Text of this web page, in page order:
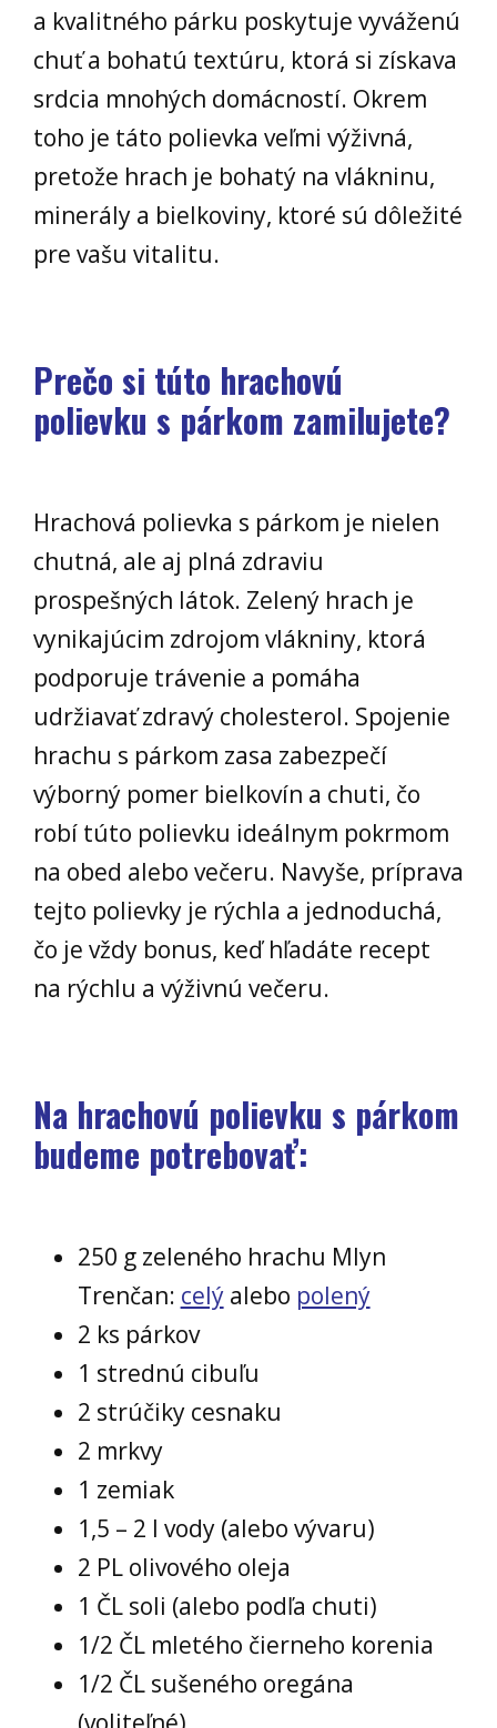
a kvalitného párku poskytuje vyváženú
chuť a bohatú textúru, ktorá si získava
srdcia mnohých domácností. Okrem
toho je táto polievka veľmi výživná,
pretože hrach je bohatý na vlákninu,
minerály a bielkoviny, ktoré sú dôležité
pre vašu vitalitu.
Prečo si túto hrachovú
polievku s párkom zamilujete?
Hrachová polievka s párkom je nielen
chutná, ale aj plná zdraviu
prospešných látok. Zelený hrach je
vynikajúcim zdrojom vlákniny, ktorá
podporuje trávenie a pomáha
udržiavať zdravý cholesterol. Spojenie
hrachu s párkom zasa zabezpečí
výborný pomer bielkovín a chuti, čo
robí túto polievku ideálnym pokrmom
na obed alebo večeru. Navyše, príprava
tejto polievky je rýchla a jednoduchá,
čo je vždy bonus, keď hľadáte recept
na rýchlu a výživnú večeru.
Na hrachovú polievku s párkom
budeme potrebovať:
250 g zeleného hrachu Mlyn
Trenčan: celýalebo polený
2 ks párkov
1 strednú cibuľu
2 strúčiky cesnaku
2 mrkvy
1 zemiak
1,5 – 2 l vody (alebo vývaru)
2 PL olivového oleja
1 ČL soli (alebo podľa chuti)
1/2 ČL mletého čierneho korenia
1/2 ČL sušeného oregána